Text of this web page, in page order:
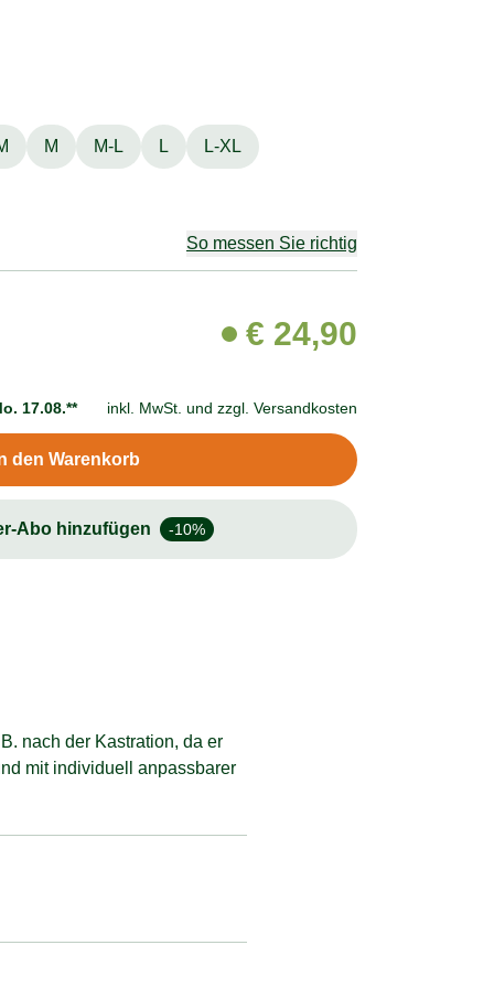
M M-L L L-XL
So messen Sie richtig
€ 24,90
inkl. MwSt. und zzgl. Versandkosten
17.08.**
den Warenkorb
Abo hinzufügen -10%
nach der Kastration, da er
mit individuell anpassbarer